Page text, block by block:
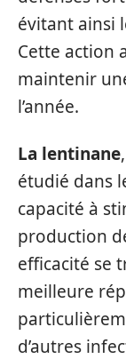
évitant ainsi
Cette action
maintenir
l’année.
La lentinane
étudié dans
capacité à
production
efficacité se
meilleure
d’autres